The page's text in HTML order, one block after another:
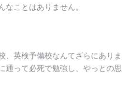
なことはありません。
、英検予備校なんてざらにありま
通って必死で勉強し、やっとの思